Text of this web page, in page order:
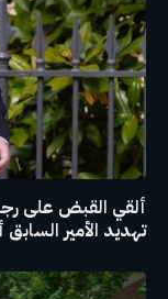
ألقي القبض على
تهديد الأمير السابق